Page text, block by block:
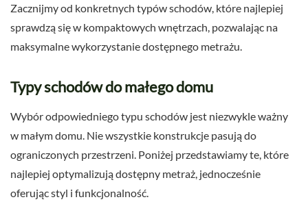
Zacznijmy od konkretnych typów schodów, które najlepiej
sprawdzą się w kompaktowych wnętrzach, pozwalając na
maksymalne wykorzystanie dostępnego metrażu.
Typy schodów do małego domu
Wybór odpowiedniego typu schodów jest niezwykle ważny
w małym domu. Nie wszystkie konstrukcje pasują do
ograniczonych przestrzeni. Poniżej przedstawiamy te, które
najlepiej optymalizują dostępny metraż, jednocześnie
oferując styl i funkcjonalność.